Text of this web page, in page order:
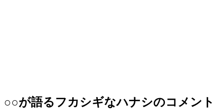
○○が語るフカシギなハナシのコメント